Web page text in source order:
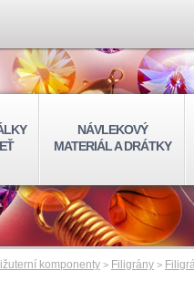
NÁVLEKOVÝ
MATERIÁL A DRÁTKY
komponenty > Filigrány >